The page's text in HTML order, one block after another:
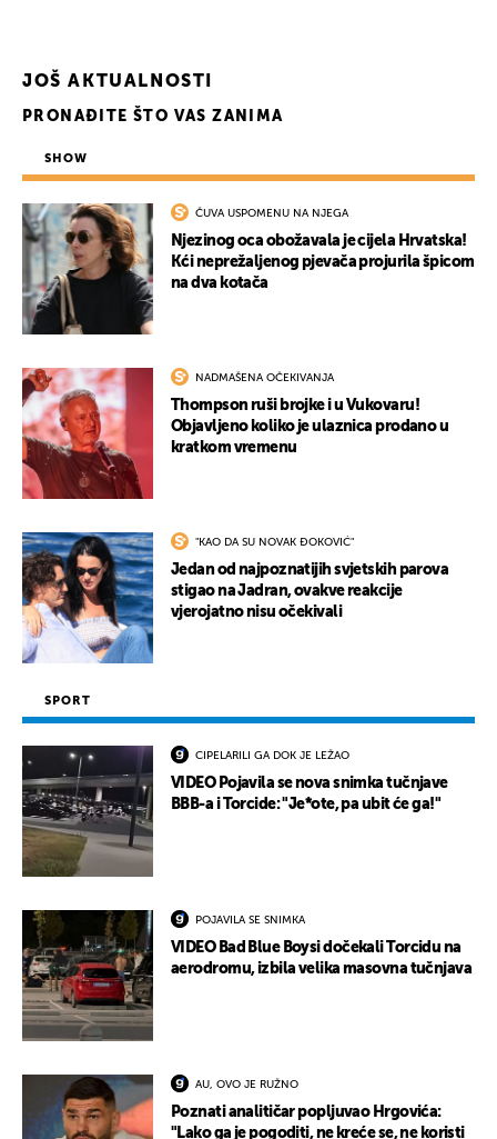
JOŠ AKTUALNOSTI
PRONAĐITE ŠTO VAS ZANIMA
SHOW
ČUVA USPOMENU NA NJEGA
Njezinog oca obožavala je cijela Hrvatska!
Kći neprežaljenog pjevača projurila špicom
na dva kotača
NADMAŠENA OČEKIVANJA
Thompson ruši brojke i u Vukovaru!
Objavljeno koliko je ulaznica prodano u
kratkom vremenu
"KAO DA SU NOVAK ĐOKOVIĆ"
Jedan od najpoznatijih svjetskih parova
stigao na Jadran, ovakve reakcije
vjerojatno nisu očekivali
SPORT
CIPELARILI GA DOK JE LEŽAO
VIDEO Pojavila se nova snimka tučnjave
BBB-a i Torcide: "Je*ote, pa ubit će ga!"
POJAVILA SE SNIMKA
VIDEO Bad Blue Boysi dočekali Torcidu na
aerodromu, izbila velika masovna tučnjava
AU, OVO JE RUŽNO
Poznati analitičar popljuvao Hrgovića:
"Lako ga je pogoditi, ne kreće se, ne koristi
UKLJUČITE NOTIFIKACIJE